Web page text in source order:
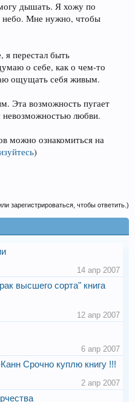
дышать. Я хожу по
небо. Мне нужно, чтобы
перестал быть
о себе, как о чем-то
ощущать себя живым.
Эта возможность пугает
любви.
можно ознакомиться на
)
зарегистрироваться, чтобы ответить.)
14 апр 2007
высшего сорта" книга
12 апр 2007
6 апр 2007
Срочно куплю книгу !!!
2 апр 2007